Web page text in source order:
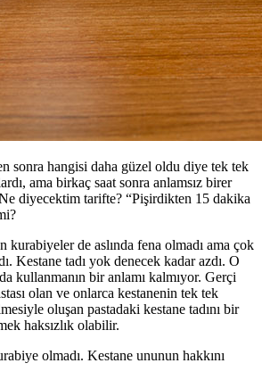
sonra hangisi daha güzel oldu diye tek tek
ama birkaç saat sonra anlamsız birer
diyecektim tarifte? “Pişirdikten 15 dakika
kurabiyeler de aslında fena olmadı ama çok
Kestane tadı yok denecek kadar azdı. O
kullanmanın bir anlamı kalmıyor. Gerçi
olan ve onlarca kestanenin tek tek
oluşan pastadaki kestane tadını bir
haksızlık olabilir.
olmadı. Kestane ununun hakkını